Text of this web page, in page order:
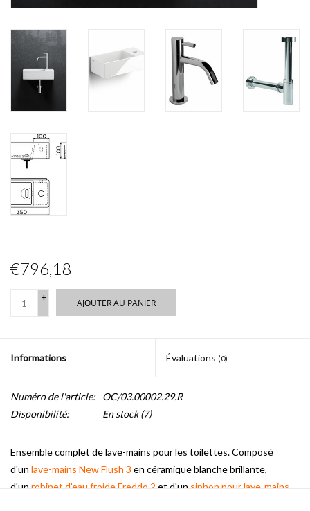
Marques
€796,18
+
-
AJOUTER AU PANIER
Informations Évaluations (0)
Numéro de l'article:
OC/03.00002.29.R
Disponibilité:
En stock(7)
Ensemble complet de lave-mains pour les toilettes.Composé
d'un lave-mains New Flush 3 en céramique blanche brillante,
d'un robinet d'eau froide Freddo 2 et d'un siphon pour lave-mains